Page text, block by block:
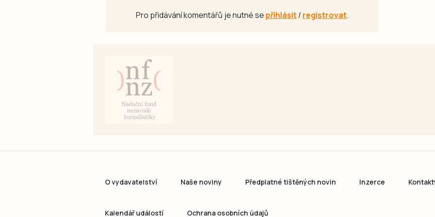
Pro přidávání komentářů je nutné se přihlásit/registrovat.
O vydavatelství Naše noviny Předplatné tištěných novin Inzerce
Kalendář událostí Ochrana osobních údajů